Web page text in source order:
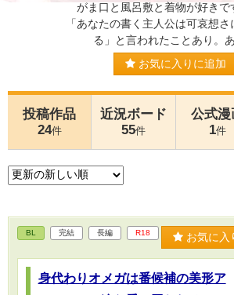
がま口と風呂敷と着物が好きで
「あなたの書く主人公は可哀想
る」と言われたことあり。
お気に入りに追加
投稿作品
24件
近況ボード
55件
公式漫
1件
BL 完結 長編 R18 お気に入
身代わりオメガは番候補の美形ア